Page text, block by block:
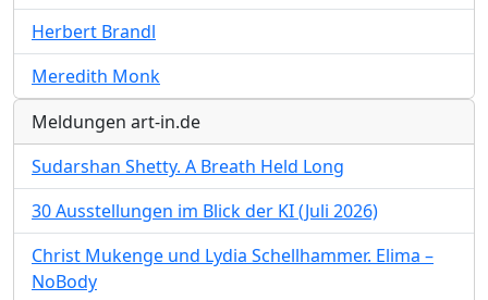
Herbert Brandl
Meredith Monk
Meldungen art-in.de
Sudarshan Shetty. A Breath Held Long
30 Ausstellungen im Blick der KI (Juli 2026)
Christ Mukenge und Lydia Schellhammer. Elima –
NoBody